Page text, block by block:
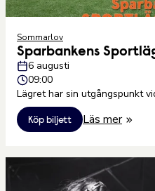
Sommarlov
Sparbankens
6 augusti
09:00
Lägret har sin utgångspunkt
Köp biljett Läs mer